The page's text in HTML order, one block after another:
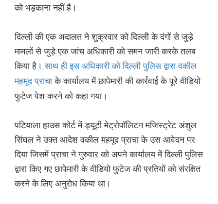
को भड़काना नहीं है।
दिल्ली की एक अदालत ने शुक्रवार को दिल्ली के दंगों से जुड़े
मामलों से जुड़े एक जांच अधिकारी को समन जारी करके तलब
किया है।साथ ही इस अधिकारी को दिल्ली पुलिस द्वारा वकील
महमूद प्राचाके कार्यालय में छापेमारी की कार्रवाई के पूरे वीडियो
फुटेज पेश करने को कहा गया।
पटियाला हाउस कोर्ट में ड्यूटी मेट्रोपॉलिटन मजिस्ट्रेट अंशुल
सिंघल ने उक्त आदेश वकील महमूद प्राचा के उस आवेदन पर
दिया जिसमें प्राचा ने गुरुवार को अपने कार्यालय में दिल्ली पुलिस
द्वारा किए गए छापेमारी के वीडियो फुटेज की प्रतियों को संरक्षित
करने के लिए अनुरोध किया था।